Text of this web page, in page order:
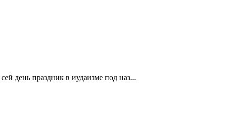
день праздник в иудаизме под наз...